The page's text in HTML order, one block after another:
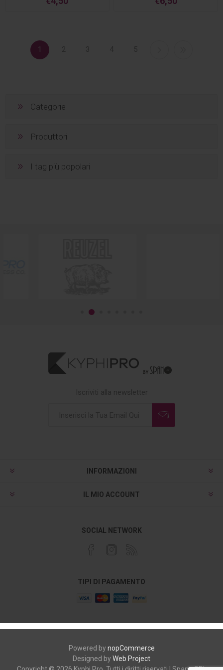
1
Categorie
Produttori
I tag più popolari
INFORMAZIONI
IL MIO ACCOUNT
SOCIAL NETWORK
TIPI DI PAGAMENTO
Powered bynopCommerce
Designed byWeb Project